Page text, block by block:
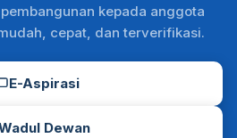
kepada anggota
cepat, dan terverifikasi.
E-Aspirasi
Dewan